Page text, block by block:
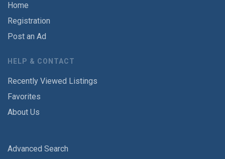
Home
Registration
Post an Ad
HELP & CONTACT
Recently Viewed Listings
Favorites
About Us
Advanced Search